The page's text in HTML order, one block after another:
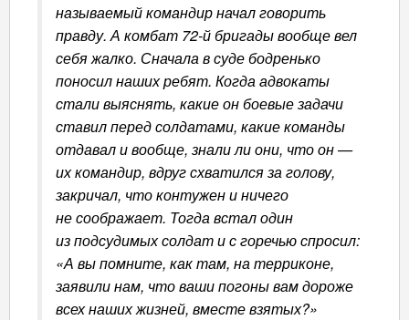
называемый командир начал говорить
правду. А комбат 72-й бригады вообще вел
себя жалко. Сначала в суде бодренько
поносил наших ребят. Когда адвокаты
стали выяснять, какие он боевые задачи
ставил перед солдатами, какие команды
отдавал и вообще, знали ли они, что он —
их командир, вдруг схватился за голову,
закричал, что контужен и ничего
не соображает. Тогда встал один
из подсудимых солдат и с горечью спросил:
«А вы помните, как там, на терриконе,
заявили нам, что ваши погоны вам дороже
всех наших жизней, вместе взятых?»